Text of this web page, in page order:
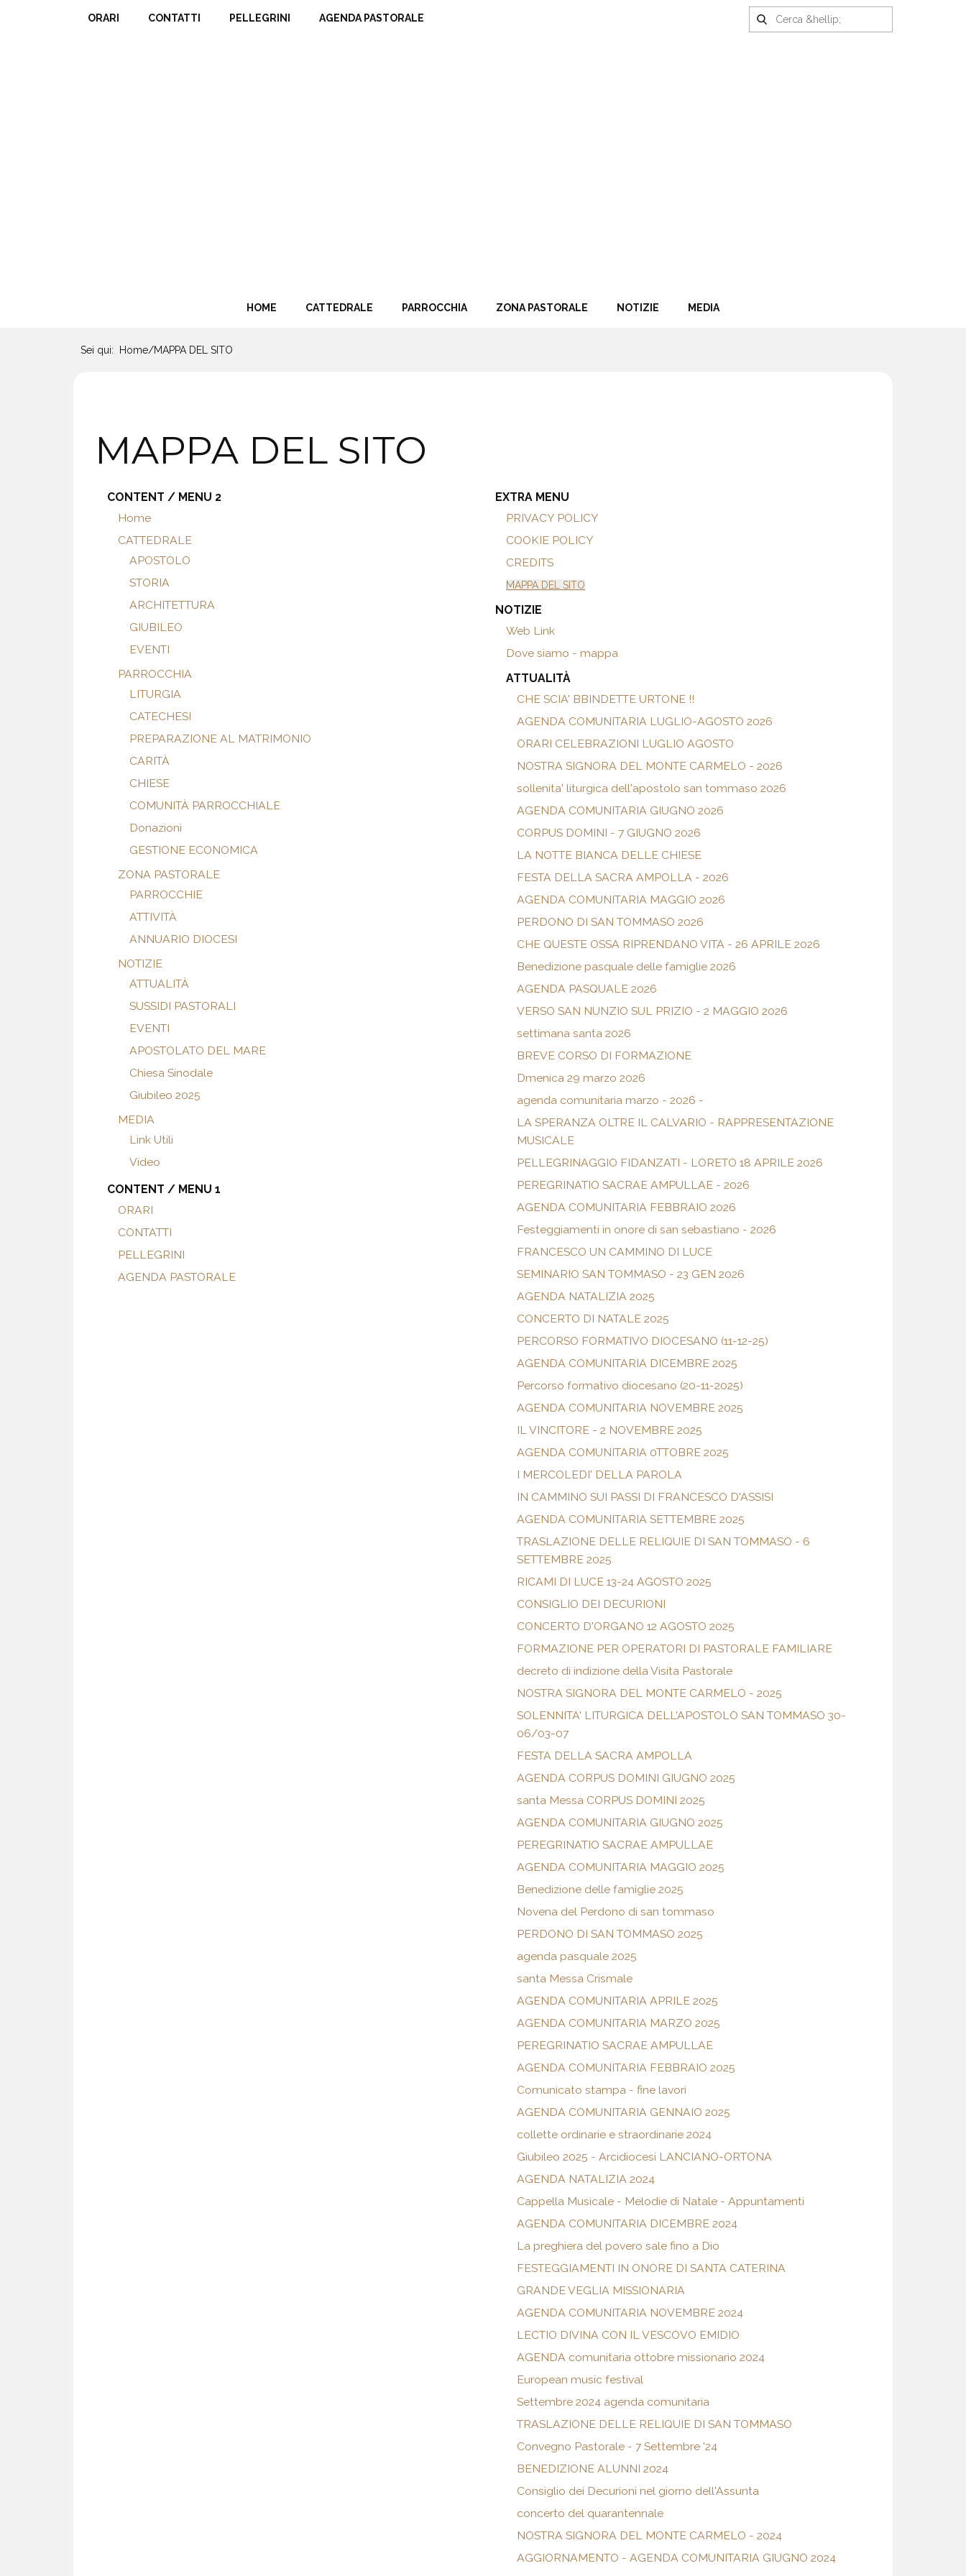
ORARI CONTATTI PELLEGRINI AGENDA PASTORALE
HOME CATTEDRALE PARROCCHIA ZONA PASTORALE NOTIZIE MEDIA
Sei qui: Home/MAPPA DEL SITO
MAPPA DEL SITO
CONTENT / MENU 2
Home
CATTEDRALE
APOSTOLO
STORIA
ARCHITETTURA
GIUBILEO
EVENTI
PARROCCHIA
LITURGIA
CATECHESI
PREPARAZIONE AL MATRIMONIO
CARITÀ
CHIESE
COMUNITÀ PARROCCHIALE
Donazioni
GESTIONE ECONOMICA
ZONA PASTORALE
PARROCCHIE
ATTIVITÀ
ANNUARIO DIOCESI
NOTIZIE
ATTUALITÀ
SUSSIDI PASTORALI
EVENTI
APOSTOLATO DEL MARE
Chiesa Sinodale
Giubileo 2025
MEDIA
Link Utili
Video
CONTENT / MENU 1
ORARI
CONTATTI
PELLEGRINI
AGENDA PASTORALE
EXTRA MENU
PRIVACY POLICY
COOKIE POLICY
CREDITS
MAPPA DEL SITO
NOTIZIE
Web Link
Dove siamo - mappa
ATTUALITÀ
CHE SCIA' BBINDETTE URTONE !!
AGENDA COMUNITARIA LUGLIO-AGOSTO 2026
ORARI CELEBRAZIONI LUGLIO AGOSTO
NOSTRA SIGNORA DEL MONTE CARMELO - 2026
sollenita' liturgica dell'apostolo san tommaso 2026
AGENDA COMUNITARIA GIUGNO 2026
CORPUS DOMINI - 7 GIUGNO 2026
LA NOTTE BIANCA DELLE CHIESE
FESTA DELLA SACRA AMPOLLA - 2026
AGENDA COMUNITARIA MAGGIO 2026
PERDONO DI SAN TOMMASO 2026
CHE QUESTE OSSA RIPRENDANO VITA - 26 APRILE 2026
Benedizione pasquale delle famiglie 2026
AGENDA PASQUALE 2026
VERSO SAN NUNZIO SUL PRIZIO - 2 MAGGIO 2026
settimana santa 2026
BREVE CORSO DI FORMAZIONE
Dmenica 29 marzo 2026
agenda comunitaria marzo - 2026 -
LA SPERANZA OLTRE IL CALVARIO - RAPPRESENTAZIONE
MUSICALE
PELLEGRINAGGIO FIDANZATI - LORETO 18 APRILE 2026
PEREGRINATIO SACRAE AMPULLAE - 2026
AGENDA COMUNITARIA FEBBRAIO 2026
Festeggiamenti in onore di san sebastiano - 2026
FRANCESCO UN CAMMINO DI LUCE
SEMINARIO SAN TOMMASO - 23 GEN 2026
AGENDA NATALIZIA 2025
CONCERTO DI NATALE 2025
PERCORSO FORMATIVO DIOCESANO (11-12-25)
AGENDA COMUNITARIA DICEMBRE 2025
Percorso formativo diocesano (20-11-2025)
AGENDA COMUNITARIA NOVEMBRE 2025
IL VINCITORE - 2 NOVEMBRE 2025
AGENDA COMUNITARIA 0TTOBRE 2025
I MERCOLEDI' DELLA PAROLA
IN CAMMINO SUI PASSI DI FRANCESCO D'ASSISI
AGENDA COMUNITARIA SETTEMBRE 2025
TRASLAZIONE DELLE RELIQUIE DI SAN TOMMASO - 6
SETTEMBRE 2025
RICAMI DI LUCE 13-24 AGOSTO 2025
CONSIGLIO DEI DECURIONI
CONCERTO D'ORGANO 12 AGOSTO 2025
FORMAZIONE PER OPERATORI DI PASTORALE FAMILIARE
decreto di indizione della Visita Pastorale
NOSTRA SIGNORA DEL MONTE CARMELO - 2025
SOLENNITA' LITURGICA DELL'APOSTOLO SAN TOMMASO 30-
06/03-07
FESTA DELLA SACRA AMPOLLA
AGENDA CORPUS DOMINI GIUGNO 2025
santa Messa CORPUS DOMINI 2025
AGENDA COMUNITARIA GIUGNO 2025
PEREGRINATIO SACRAE AMPULLAE
AGENDA COMUNITARIA MAGGIO 2025
Benedizione delle famiglie 2025
Novena del Perdono di san tommaso
PERDONO DI SAN TOMMASO 2025
agenda pasquale 2025
santa Messa Crismale
AGENDA COMUNITARIA APRILE 2025
AGENDA COMUNITARIA MARZO 2025
PEREGRINATIO SACRAE AMPULLAE
AGENDA COMUNITARIA FEBBRAIO 2025
Comunicato stampa - fine lavori
AGENDA COMUNITARIA GENNAIO 2025
collette ordinarie e straordinarie 2024
Giubileo 2025 - Arcidiocesi LANCIANO-ORTONA
AGENDA NATALIZIA 2024
Cappella Musicale - Melodie di Natale - Appuntamenti
AGENDA COMUNITARIA DICEMBRE 2024
La preghiera del povero sale fino a Dio
FESTEGGIAMENTI IN ONORE DI SANTA CATERINA
GRANDE VEGLIA MISSIONARIA
AGENDA COMUNITARIA NOVEMBRE 2024
LECTIO DIVINA CON IL VESCOVO EMIDIO
AGENDA comunitaria ottobre missionario 2024
European music festival
Settembre 2024 agenda comunitaria
TRASLAZIONE DELLE RELIQUIE DI SAN TOMMASO
Convegno Pastorale - 7 Settembre '24
BENEDIZIONE ALUNNI 2024
Consiglio dei Decurioni nel giorno dell'Assunta
concerto del quarantennale
NOSTRA SIGNORA DEL MONTE CARMELO - 2024
AGGIORNAMENTO - AGENDA COMUNITARIA GIUGNO 2024